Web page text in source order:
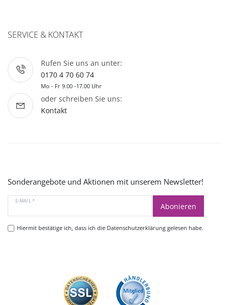
SERVICE & KONTAKT
Rufen Sie uns an unter:
0170 4 70 60 74
Mo - Fr 9.00 -17.00 Uhr
oder schreiben Sie uns:
Kontakt
Sonderangebote und Aktionen mit unserem Newsletter!
E-MAIL *
Abonieren
Hiermit bestätige ich, dass ich die Datenschutzerklärunggelesen habe.